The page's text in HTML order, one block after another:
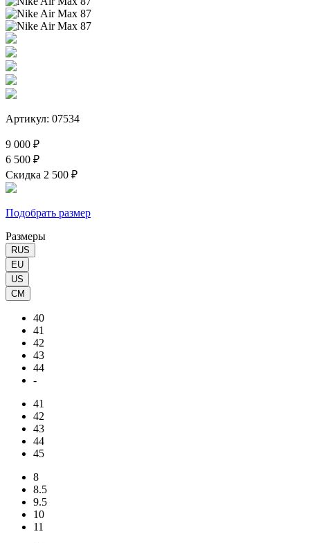
Артикул: 07534
9 000 ₽
6 500 ₽
Скидка 2 500 ₽
Подобрать размер
Размеры
RUS
EU
US
CM
40
41
42
43
44
-
41
42
43
44
45
8
8.5
9.5
10
11